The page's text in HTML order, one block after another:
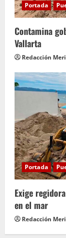
Portada
Contamina
Vallarta
Redacción
Portada
Exige
en el mar
Redacción